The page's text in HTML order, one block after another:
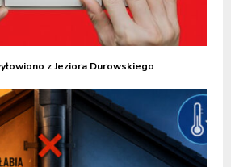
z Jeziora Durowskiego